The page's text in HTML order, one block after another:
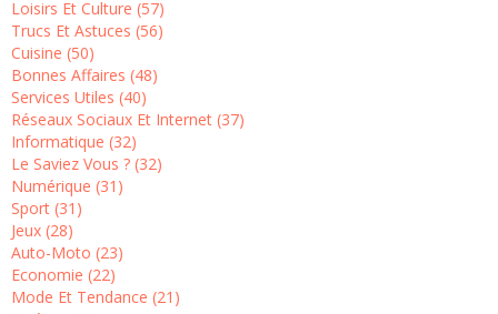
Loisirs Et Culture (57)
Trucs Et Astuces (56)
Cuisine (50)
Bonnes Affaires (48)
Services Utiles (40)
Réseaux Sociaux Et Internet (37)
Informatique (32)
Le Saviez Vous ? (32)
Numérique (31)
Sport (31)
Jeux (28)
Auto-Moto (23)
Economie (22)
Mode Et Tendance (21)